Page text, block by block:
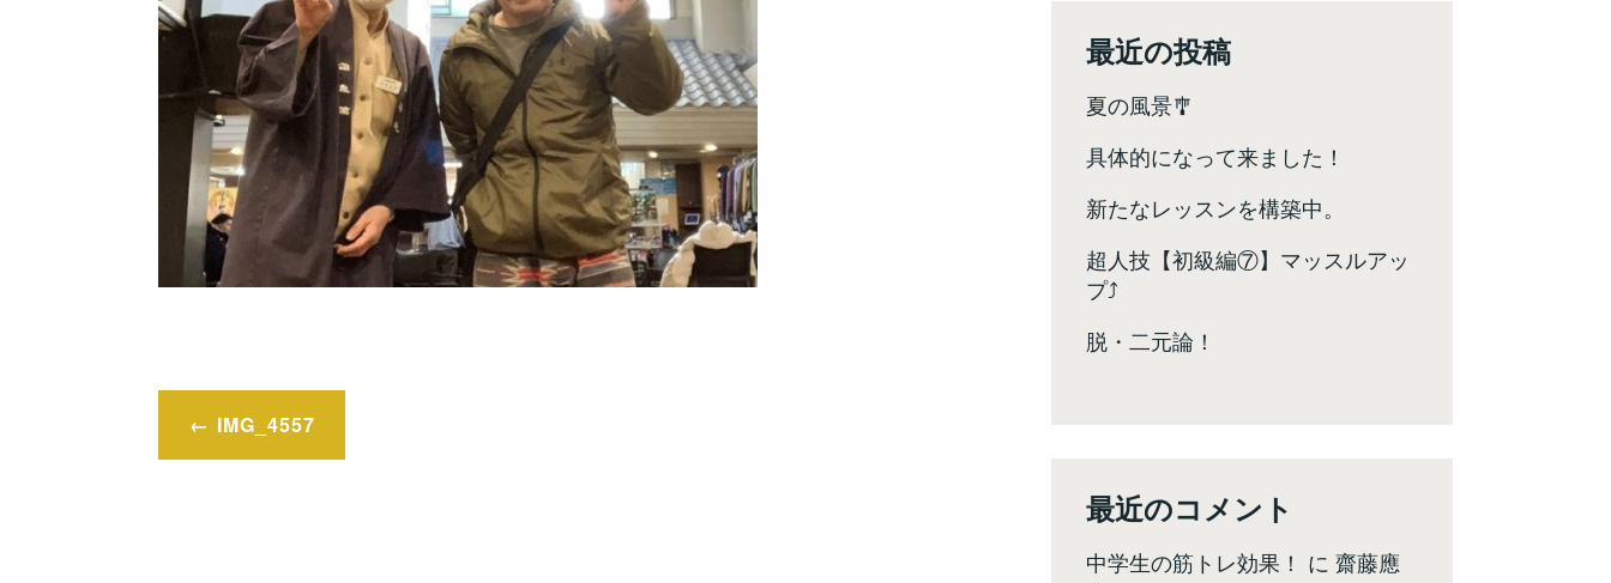
投
稿
IMG_4557
最近の投稿
夏の風景🎐
具体的になって来ました！
新たなレッスンを構築中。
超人技【初級編⑦】マッスルアッ
プ⤴️
脱・二元論！
最近のコメント
中学生の筋トレ効果！ に 齋藤應